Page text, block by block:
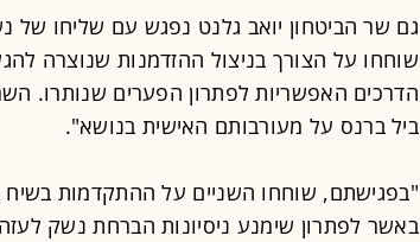
גם שר הביטחון יואב גלנט נפגש עם שליחו של
שוחחו על הצורך בניצול ההזדמנות שנוצרה
ביל ברנס על מעורבותם האישית בנושא".
"בפגישתם, שוחחו השניים על ההתקדמות בשיח
באשר לפתרון שימנע ניסיונות הברחת נשק